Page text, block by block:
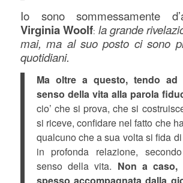
Io sono sommessamente
Virginia Woolf: la grande
mai, ma al suo posto ci sono
quotidiani.
Ma oltre a questo, tendo ad
senso della vita alla parola
cio’ che si prova, che si
si riceve, confidare nel fatto che
qualcuno che a sua volta si fida
in profonda relazione,
senso della vita. Non a